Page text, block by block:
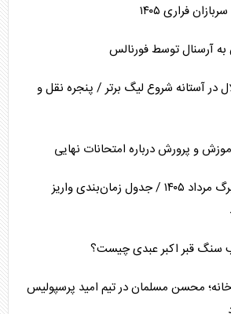
فراری ۱۴۰۵
آرسنال توسط فورنالس
در آستانه شروع لیگ برتر / پنجره نقل و
و پرورش درباره امتحانات نهایی
تغییر زمان واریز کالابرگ مرداد ۱۴۰۵ / جدول زمان‌بندی واریز
قبر اکبر عبدی چیست؟
محسن مسلمان در تیم امید پرسپولیس